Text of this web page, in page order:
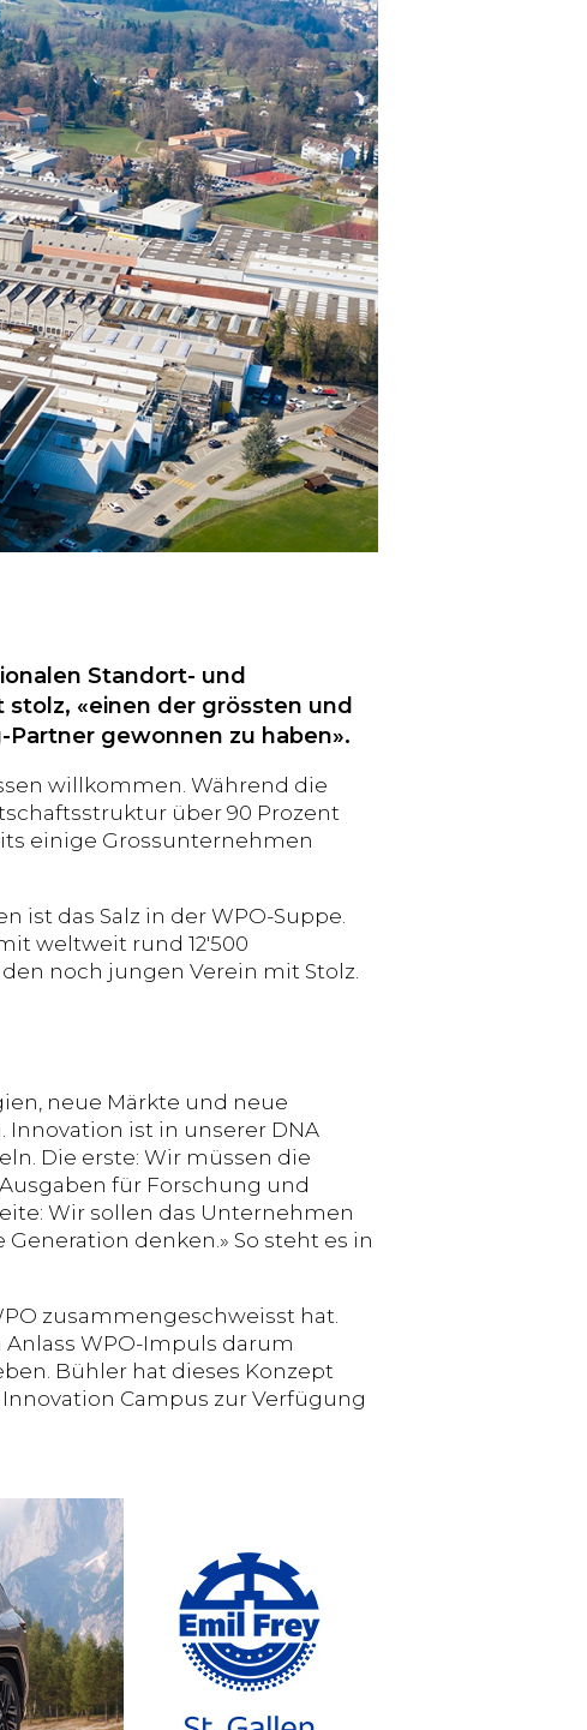
Standort- und
«einen der grössten und
gewonnen zu haben».
willkommen. Während die
über 90 Prozent
einige Grossunternehmen
ist das Salz in der WPO-Suppe.
weltweit rund 12'500
noch jungen Verein mit Stolz.
neue Märkte und neue
ist in unserer DNA
Die erste: Wir müssen die
für Forschung und
Wir sollen das Unternehmen
denken.» So steht es in
zusammengeschweisst hat.
WPO-Impuls darum
Bühler hat dieses Konzept
Campus zur Verfügung